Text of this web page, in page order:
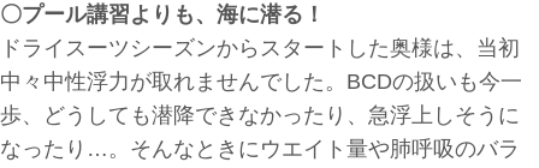
〇プール講習よりも、海に潜る！
ドライスーツシーズンからスタートした奥様は、当初
中々中性浮力が取れませんでした。BCDの扱いも今一
歩、どうしても潜降できなかったり、急浮上しそうに
なったり…。そんなときにウエイト量や肺呼吸のバラ